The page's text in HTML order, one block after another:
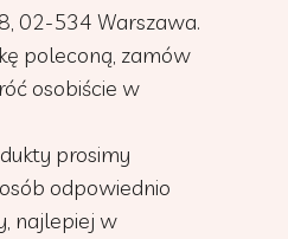
02-534 Warszawa.
poleconą, zamów
osobiście w
prosimy
odpowiednio
najlepiej w